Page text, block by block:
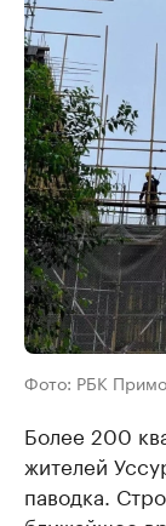
Фото: РБК
Более 200
жителей
паводка.